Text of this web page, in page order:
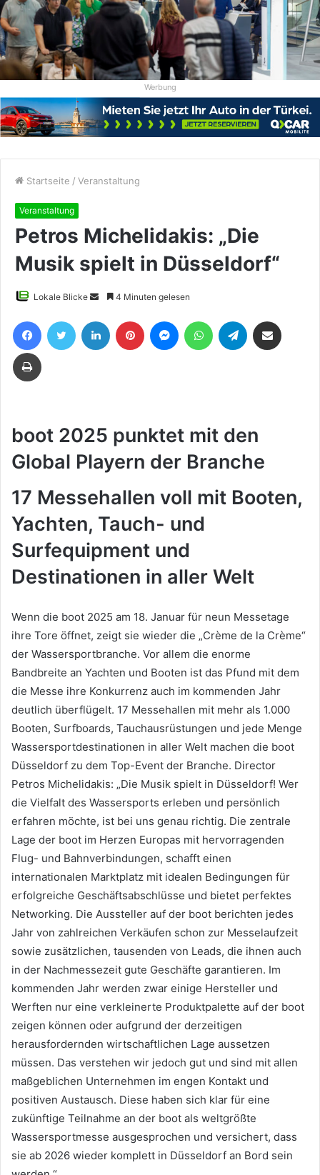
Werbung
Startseite / Veranstaltung
Veranstaltung
Petros Michelidakis: „Die
Musik spielt in Düsseldorf“
Lokale Blicke
Sende
eine
E-
4 Minuten gelesen
FacebookTwitter LinkedIn Pinterest MessengerWhatsAppTelegram
Drucken
boot 2025 punktet mit den
Global Playern der Branche
17 Messehallen voll mit Booten,
Yachten, Tauch- und
Surfequipment und
Destinationen in aller Welt
Wenn die boot 2025 am 18. Januar für neun Messetage
ihre Tore öffnet, zeigt sie wieder die „Crème de la Crème“
der Wassersportbranche. Vor allem die enorme
Bandbreite an Yachten und Booten ist das Pfund mit dem
die Messe ihre Konkurrenz auch im kommenden Jahr
deutlich überflügelt. 17 Messehallen mit mehr als 1.000
Booten, Surfboards, Tauchausrüstungen und jede Menge
Wassersportdestinationen in aller Welt machen die boot
Düsseldorf zu dem Top-Event der Branche. Director
Petros Michelidakis: „Die Musik spielt in Düsseldorf! Wer
die Vielfalt des Wassersports erleben und persönlich
erfahren möchte, ist bei uns genau richtig. Die zentrale
Lage der boot im Herzen Europas mit hervorragenden
Flug- und Bahnverbindungen, schafft einen
internationalen Marktplatz mit idealen Bedingungen für
erfolgreiche Geschäftsabschlüsse und bietet perfektes
Networking. Die Aussteller auf der boot berichten jedes
Jahr von zahlreichen Verkäufen schon zur Messelaufzeit
sowie zusätzlichen, tausenden von Leads, die ihnen auch
in der Nachmessezeit gute Geschäfte garantieren. Im
kommenden Jahr werden zwar einige Hersteller und
Werften nur eine verkleinerte Produktpalette auf der boot
zeigen können oder aufgrund der derzeitigen
herausfordernden wirtschaftlichen Lage aussetzen
müssen. Das verstehen wir jedoch gut und sind mit allen
maßgeblichen Unternehmen im engen Kontakt und
positiven Austausch. Diese haben sich klar für eine
zukünftige Teilnahme an der boot als weltgrößte
Wassersportmesse ausgesprochen und versichert, dass
sie ab 2026 wieder komplett in Düsseldorf an Bord sein